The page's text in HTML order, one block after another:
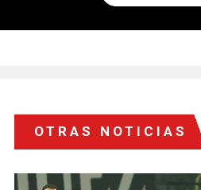
OTRAS NOTICIAS